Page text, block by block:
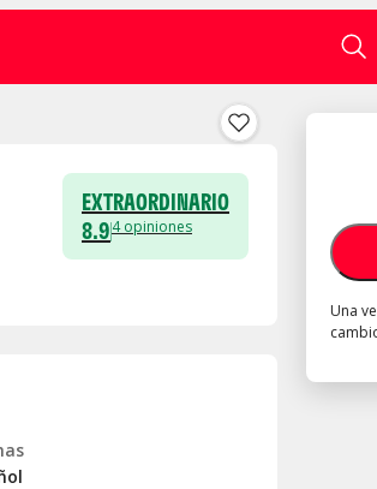
Una
EXTRAORDINARIO
8.94 opiniones